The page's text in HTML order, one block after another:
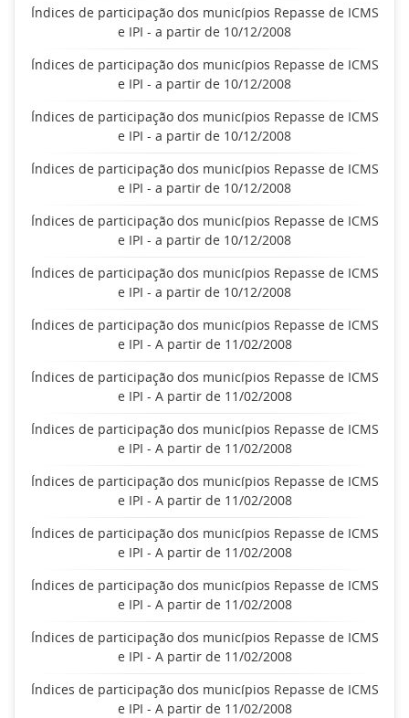
Índices de participação dos municípios Repasse de ICMS
e IPI - a partir de 10/12/2008
Índices de participação dos municípios Repasse de ICMS
e IPI - a partir de 10/12/2008
Índices de participação dos municípios Repasse de ICMS
e IPI - a partir de 10/12/2008
Índices de participação dos municípios Repasse de ICMS
e IPI - a partir de 10/12/2008
Índices de participação dos municípios Repasse de ICMS
e IPI - a partir de 10/12/2008
Índices de participação dos municípios Repasse de ICMS
e IPI - a partir de 10/12/2008
Índices de participação dos municípios Repasse de ICMS
e IPI - A partir de 11/02/2008
Índices de participação dos municípios Repasse de ICMS
e IPI - A partir de 11/02/2008
Índices de participação dos municípios Repasse de ICMS
e IPI - A partir de 11/02/2008
Índices de participação dos municípios Repasse de ICMS
e IPI - A partir de 11/02/2008
Índices de participação dos municípios Repasse de ICMS
e IPI - A partir de 11/02/2008
Índices de participação dos municípios Repasse de ICMS
e IPI - A partir de 11/02/2008
Índices de participação dos municípios Repasse de ICMS
e IPI - A partir de 11/02/2008
Índices de participação dos municípios Repasse de ICMS
e IPI - A partir de 11/02/2008